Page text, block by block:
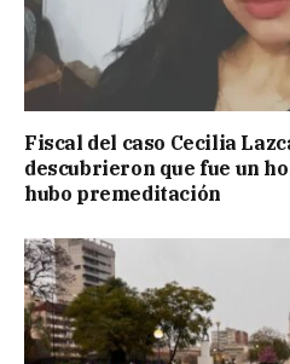
Fiscal del caso Cecilia
descubrieron que fue un
hubo premeditación